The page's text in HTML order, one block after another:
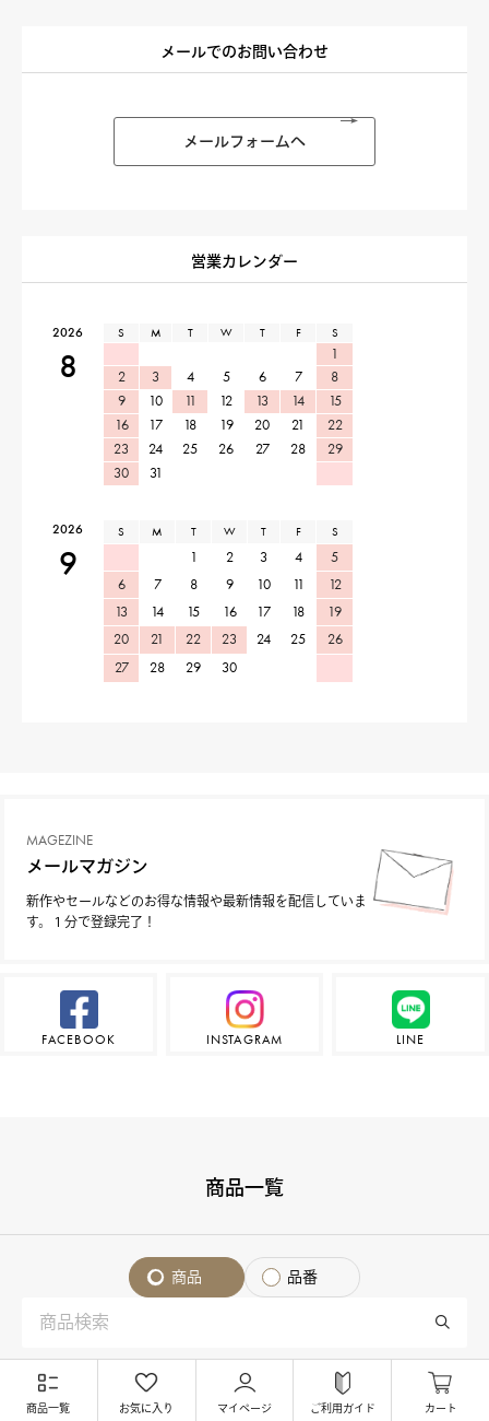
メールでのお問い合わせ
メールフォームへ
営業カレンダー
2026
8
S M T W T F S
1
2
3 4 5 6 7
8
9
10 11 12 13 14
15
16
17 18 19 20 21
22
23
24 25 26 27 28
29
30
31
2026
9
S M T W T F S
1 2 3 4
5
6
7 8 9 10 11
12
13
14 15 16 17 18
19
20
21 22 23 24 25
26
27
28 29 30
MAGEZINE
メールマガジン
新作やセールなどのお得な情報や最新情報を配信していま
す。１分で登録完了！
FACEBOOK INSTAGRAM LINE
商品一覧
商品 品番
注目商品
商品一覧 お気に入り マイページ ご利用ガイド カート